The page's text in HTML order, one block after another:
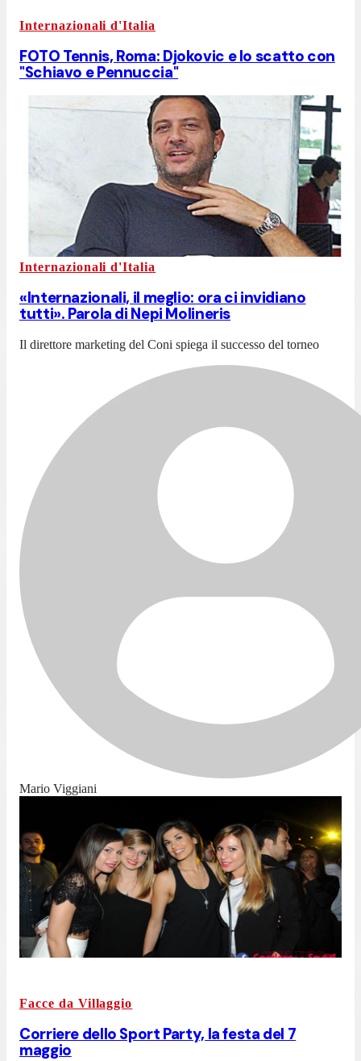
Internazionali d'Italia
FOTO Tennis, Roma: Djokovic e lo scatto con
"Schiavo e Pennuccia"
Internazionali d'Italia
«Internazionali, il meglio: ora ci invidiano
tutti». Parola di Nepi Molineris
Il direttore marketing del Coni spiega il successo del torneo
Mario Viggiani
Facce da Villaggio
Corriere dello Sport Party, la festa del 7
maggio